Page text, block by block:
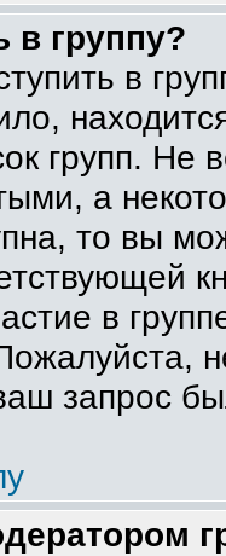
в группу?
в
групп. Не
а
то вы
в
запрос